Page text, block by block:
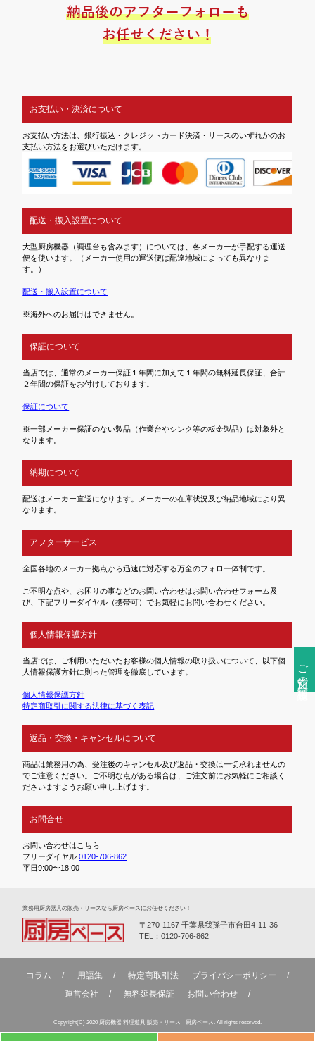
ご注文前の確認事項
お支払い・決済について
お支払い方法は、銀行振込・クレジットカード決済・リースのいずれかのお
支払い方法をお選びいただけます。
配送・搬入設置について
大型厨房機器（調理台も含みます）については、各メーカーが手配する運送
便を使います。（メーカー使用の運送便は配達地域によっても異なりま
す。）
配送・搬入設置について
※海外へのお届けはできません。
保証について
当店では、通常のメーカー保証１年間に加えて１年間の無料延長保証、合計
２年間の保証をお付けしております。
保証について
※一部メーカー保証のない製品（作業台やシンク等の板金製品）は対象外と
なります。
納期について
配送はメーカー直送になります。メーカーの在庫状況及び納品地域により異
なります。
アフターサービス
全国各地のメーカー拠点から迅速に対応する万全のフォロー体制です。
ご不明な点や、お困りの事などのお問い合わせはお問い合わせフォーム及
び、下記フリーダイヤル（携帯可）でお気軽にお問い合わせください。
個人情報保護方針
当店では、ご利用いただいたお客様の個人情報の取り扱いについて、以下個
人情報保護方針に則った管理を徹底しています。
個人情報保護方針
特定商取引に関する法律に基づく表記
返品・交換・キャンセルについて
商品は業務用の為、受注後のキャンセル及び返品・交換は一切承れませんの
でご注意ください。ご不明な点がある場合は、ご注文前にお気軽にご相談く
ださいますようお願い申し上げます。
お問合せ
お問い合わせはこちら
フリーダイヤル0120-706-862
平日9:00〜18:00
業務⽤厨房器具の販売・リースなら厨房ベースにお任せください！
〒270-1167 千葉県我孫子市台田4-11-36
TEL：0120-706-862
コラム 用語集 特定商取引法
プライバシーポリシー
運営会社
無料延⻑保証 お問い合わせ
Copyright(C) 2020 厨房機器 料理道具 販売・リース - 厨房ベース. All rights reserved.